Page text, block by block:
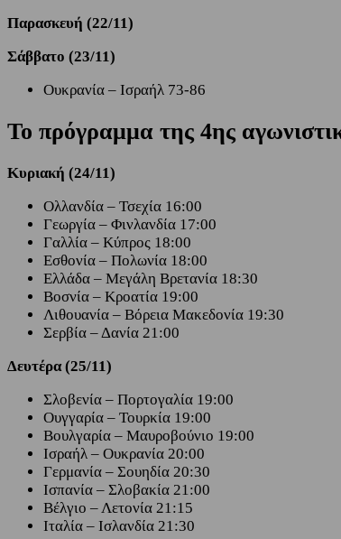
Παρασκευή (22/11)
Σάββατο (23/11)
Ουκρανία – Ισραήλ 73-86
Το πρόγραμμα της 4ης
Κυριακή (24/11)
Ολλανδία – Τσεχία 16:00
Γεωργία – Φινλανδία 17:00
Γαλλία – Κύπρος 18:00
Εσθονία – Πολωνία 18:00
Ελλάδα – Μεγάλη Βρετανία 18:30
Βοσνία – Κροατία 19:00
Λιθουανία – Βόρεια Μακεδονία 19:30
Σερβία – Δανία 21:00
Δευτέρα (25/11)
Σλοβενία – Πορτογαλία 19:00
Ουγγαρία – Τουρκία 19:00
Βουλγαρία – Μαυροβούνιο 19:00
Ισραήλ – Ουκρανία 20:00
Γερμανία – Σουηδία 20:30
Ισπανία – Σλοβακία 21:00
Βέλγιο – Λετονία 21:15
Ιταλία – Ισλανδία 21:30